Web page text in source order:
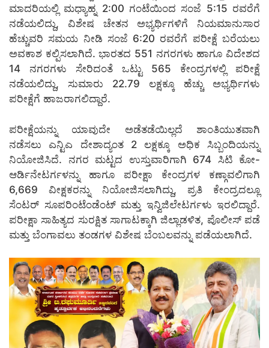
ಮಾದರಿಯಲ್ಲಿ ಮಧ್ಯಾಹ್ನ 2:00 ಗಂಟೆಯಿಂದ ಸಂಜೆ 5:15 ರವರೆಗೆ
ನಡೆಯಲಿದ್ದು, ವಿಶೇಷ ಚೇತನ ಅಭ್ಯರ್ಥಿಗಳಿಗೆ ನಿಯಮಾನುಸಾರ
ಹೆಚ್ಚುವರಿ ಸಮಯ ನೀಡಿ ಸಂಜೆ 6:20 ರವರೆಗೆ ಪರೀಕ್ಷೆ ಬರೆಯಲು
ಅವಕಾಶ ಕಲ್ಪಿಸಲಾಗಿದೆ. ಭಾರತದ 551 ನಗರಗಳು ಹಾಗೂ ವಿದೇಶದ
14 ನಗರಗಳು ಸೇರಿದಂತೆ ಒಟ್ಟು 565 ಕೇಂದ್ರಗಳಲ್ಲಿ ಪರೀಕ್ಷೆ
ನಡೆಯಲಿದ್ದು, ಸುಮಾರು 22.79 ಲಕ್ಷಕ್ಕೂ ಹೆಚ್ಚು ಅಭ್ಯರ್ಥಿಗಳು
ಪರೀಕ್ಷೆಗೆ ಹಾಜರಾಗಲಿದ್ದಾರೆ.
ಪರೀಕ್ಷೆಯನ್ನು ಯಾವುದೇ ಅಡೆತಡೆಯಿಲ್ಲದೆ ಶಾಂತಿಯುತವಾಗಿ
ನಡೆಸಲು ಎನ್ಟಿಎ ದೇಶಾದ್ಯಂತ 2 ಲಕ್ಷಕ್ಕೂ ಅಧಿಕ ಸಿಬ್ಬಂದಿಯನ್ನು
ನಿಯೋಜಿಸಿದೆ. ನಗರ ಮಟ್ಟದ ಉಸ್ತುವಾರಿಗಾಗಿ 674 ಸಿಟಿ ಕೋ-
ಆರ್ಡಿನೇಟರ್ಗಳನ್ನು ಹಾಗೂ ಪರೀಕ್ಷಾ ಕೇಂದ್ರಗಳ ಕಣ್ಗಾವಲಿಗಾಗಿ
6,669 ವೀಕ್ಷಕರನ್ನು ನಿಯೋಜಿಸಲಾಗಿದ್ದು, ಪ್ರತಿ ಕೇಂದ್ರದಲ್ಲೂ
ಸೆಂಟರ್ ಸೂಪರಿಂಟೆಂಡೆಂಟ್ ಮತ್ತು ಇನ್ವಿಜಿಲೇಟರ್ಗಳು ಇರಲಿದ್ದಾರೆ.
ಪರೀಕ್ಷಾ ಸಾಹಿತ್ಯದ ಸುರಕ್ಷಿತ ಸಾಗಾಟಕ್ಕಾಗಿ ಜಿಲ್ಲಾಡಳಿತ, ಪೊಲೀಸ್ ಪಡೆ
ಮತ್ತು ಬೆಂಗಾವಲು ತಂಡಗಳ ವಿಶೇಷ ಬೆಂಬಲವನ್ನು ಪಡೆಯಲಾಗಿದೆ.